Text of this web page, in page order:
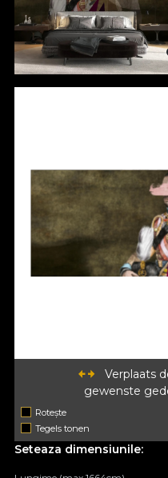
Verplaats
gewenste
Rotește
Tegels tonen
Seteaza dimensiunile: